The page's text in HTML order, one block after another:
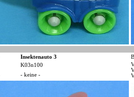
Insektenauto 3
K03n100
- keine -